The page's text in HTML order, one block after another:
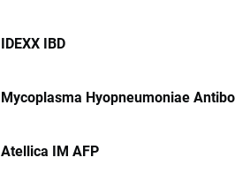
IDEXX IBD
Mycoplasma Hyopneumoniae
Atellica IM AFP